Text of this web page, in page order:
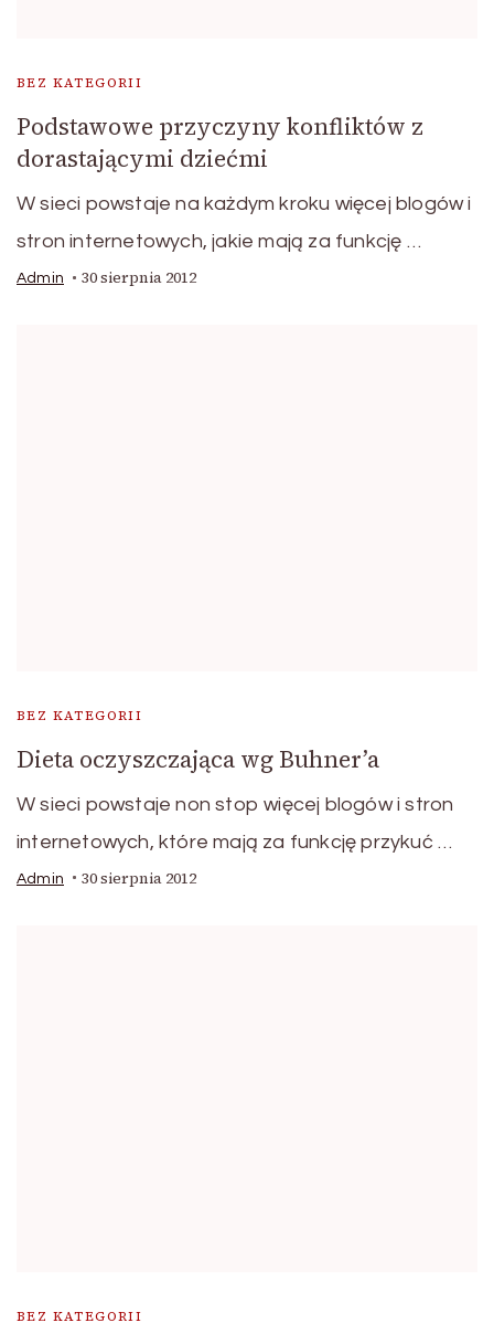
BEZ KATEGORII
Podstawowe przyczyny konfliktów z
dorastającymi dziećmi
W sieci powstaje na każdym kroku więcej blogów i
stron internetowych, jakie mają za funkcję …
Admin 30 sierpnia 2012
BEZ KATEGORII
Dieta oczyszczająca wg Buhner’a
W sieci powstaje non stop więcej blogów i stron
internetowych, które mają za funkcję przykuć …
Admin 30 sierpnia 2012
BEZ KATEGORII